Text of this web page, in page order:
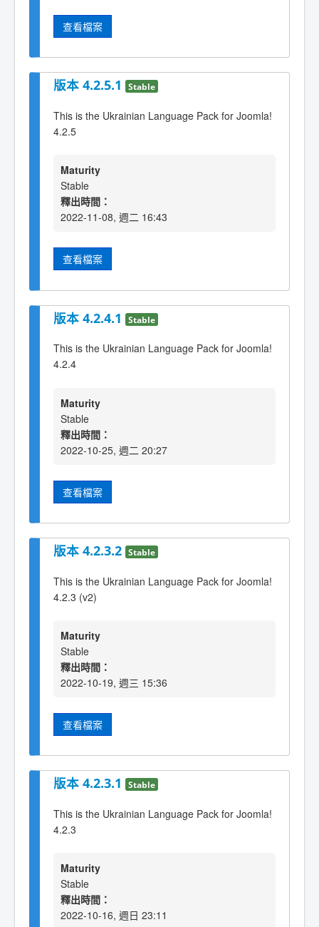
查看檔案
版本 4.2.5.1 Stable
This is the Ukrainian Language Pack for Joomla!
4.2.5
Maturity
Stable
釋出時間：
2022-11-08, 週二 16:43
查看檔案
版本 4.2.4.1 Stable
This is the Ukrainian Language Pack for Joomla!
4.2.4
Maturity
Stable
釋出時間：
2022-10-25, 週二 20:27
查看檔案
版本 4.2.3.2 Stable
This is the Ukrainian Language Pack for Joomla!
4.2.3 (v2)
Maturity
Stable
釋出時間：
2022-10-19, 週三 15:36
查看檔案
版本 4.2.3.1 Stable
This is the Ukrainian Language Pack for Joomla!
4.2.3
Maturity
Stable
釋出時間：
2022-10-16, 週日 23:11